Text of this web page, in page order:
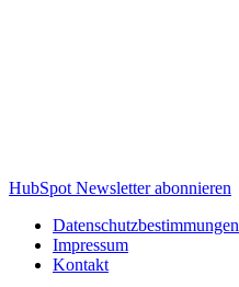
HubSpot Newsletter abonnieren
Datenschutzbestimmungen
Impressum
Kontakt